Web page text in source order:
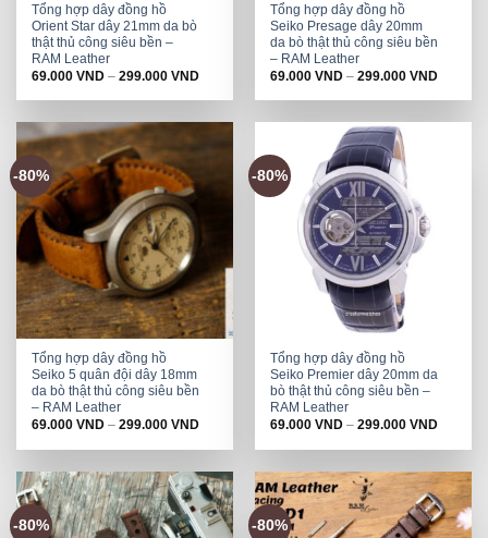
Tổng hợp dây đồng hồ
Orient Star dây 21mm da bò
thật thủ công siêu bền –
RAM Leather
69.000VND –299.000VND
Tổng hợp dây đồng hồ
Seiko Presage dây 20mm
da bò thật thủ công siêu bền
– RAM Leather
69.000VND –299.000VND
-80%
Tổng hợp dây đồng hồ
Seiko 5 quân đội dây 18mm
da bò thật thủ công siêu bền
– RAM Leather
69.000VND –299.000VND
-80%
Tổng hợp dây đồng hồ
Seiko Premier dây 20mm da
bò thật thủ công siêu bền –
RAM Leather
69.000VND –299.000VND
-80% -80%